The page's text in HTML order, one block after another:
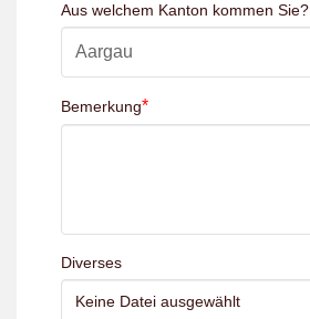
Aus welchem Kanton kommen Sie?
Bemerkung*
Diverses
Keine Datei ausgewählt